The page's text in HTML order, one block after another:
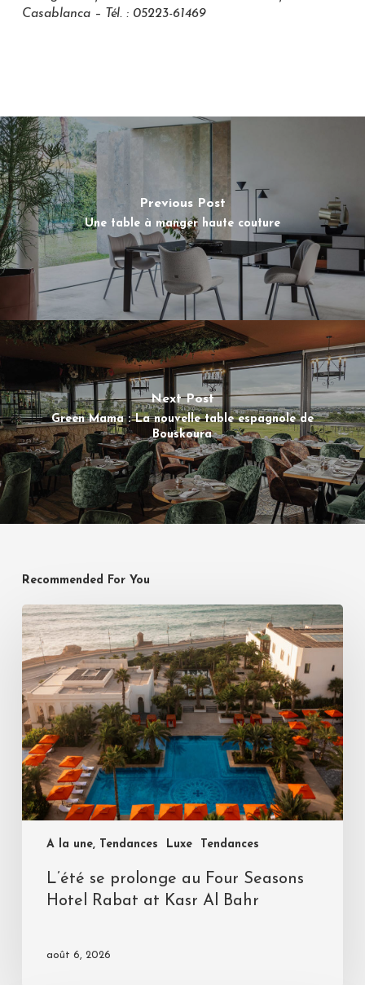
Casablanca – Tél. : 05223-61469
Previous Post
Une table à manger haute couture
Next Post
Green Mama : La nouvelle table espagnole de
Bouskoura
Recommended For You
A la une, Tendances Luxe Tendances
L’été se prolonge au Four Seasons
Hotel Rabat at Kasr Al Bahr
août 6, 2026